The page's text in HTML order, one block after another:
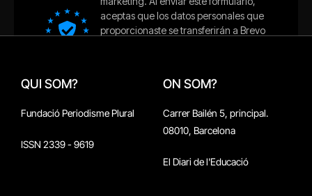
QUI SOM?
Fundació Periodisme Plural
ISSN 2339 - 9619
ON SOM?
Carrer Bailén 5, principal.
08010, Barcelona
El Diari de l'Educació